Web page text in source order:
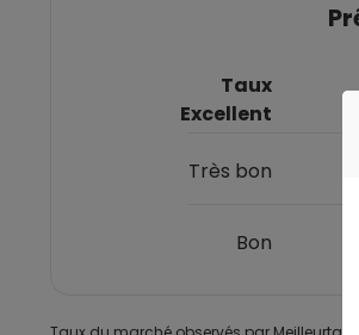
Taux
Excellent
Très bon
Bon